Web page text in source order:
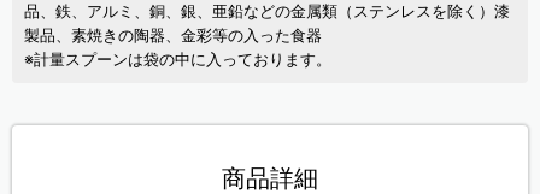
品、鉄、アルミ、銅、銀、亜鉛などの金属類（ステンレスを除く）漆
製品、素焼きの陶器、金彩等の入った食器
※計量スプーンは袋の中に入っております。
商品詳細